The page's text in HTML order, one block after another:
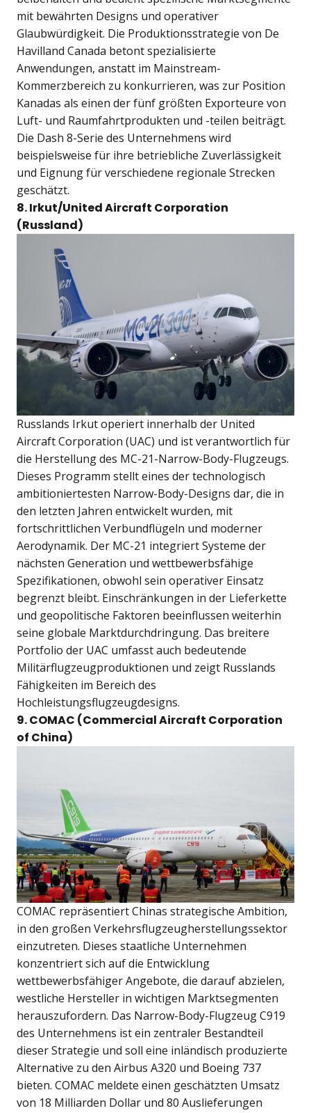
mit bewährten Designs und operativer
Glaubwürdigkeit. Die Produktionsstrategie von De
Havilland Canada betont spezialisierte
Anwendungen, anstatt im Mainstream-
Kommerzbereich zu konkurrieren, was zur Position
Kanadas als einen der fünf größten Exporteure von
Luft- und Raumfahrtprodukten und -teilen beiträgt.
Die Dash 8-Serie des Unternehmens wird
beispielsweise für ihre betriebliche Zuverlässigkeit
und Eignung für verschiedene regionale Strecken
geschätzt.
8. Irkut/United Aircraft Corporation
(Russland)
Russlands Irkut operiert innerhalb der United
Aircraft Corporation (UAC) und ist verantwortlich für
die Herstellung des MC-21-Narrow-Body-Flugzeugs.
Dieses Programm stellt eines der technologisch
ambitioniertesten Narrow-Body-Designs dar, die in
den letzten Jahren entwickelt wurden, mit
fortschrittlichen Verbundflügeln und moderner
Aerodynamik. Der MC-21 integriert Systeme der
nächsten Generation und wettbewerbsfähige
Spezifikationen, obwohl sein operativer Einsatz
begrenzt bleibt. Einschränkungen in der Lieferkette
und geopolitische Faktoren beeinflussen weiterhin
seine globale Marktdurchdringung. Das breitere
Portfolio der UAC umfasst auch bedeutende
Militärflugzeugproduktionen und zeigt Russlands
Fähigkeiten im Bereich des
Hochleistungsflugzeugdesigns.
9. COMAC (Commercial Aircraft Corporation
of China)
COMAC repräsentiert Chinas strategische Ambition,
in den großen Verkehrsflugzeugherstellungssektor
einzutreten. Dieses staatliche Unternehmen
konzentriert sich auf die Entwicklung
wettbewerbsfähiger Angebote, die darauf abzielen,
westliche Hersteller in wichtigen Marktsegmenten
herauszufordern. Das Narrow-Body-Flugzeug C919
des Unternehmens ist ein zentraler Bestandteil
dieser Strategie und soll eine inländisch produzierte
Alternative zu den Airbus A320 und Boeing 737
bieten. COMAC meldete einen geschätzten Umsatz
von 18 Milliarden Dollar und 80 Auslieferungen